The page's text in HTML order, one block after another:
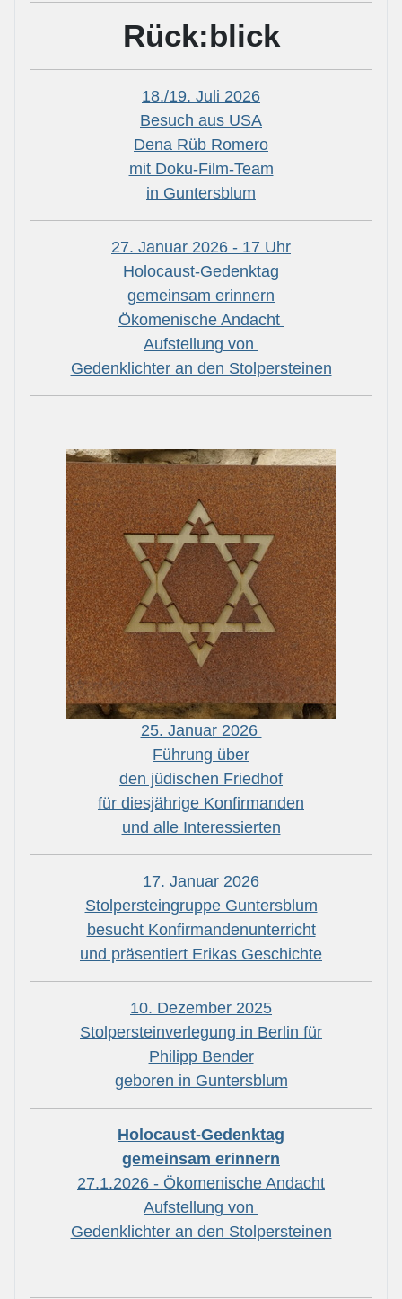
Rück:blick
18./19. Juli 2026
Besuch aus USA
Dena Rüb Romero
mit Doku-Film-Team
in Guntersblum
27. Januar 2026 - 17 Uhr
Holocaust-Gedenktag
gemeinsam erinnern
Ökomenische Andacht
Aufstellung von
Gedenklichter an den Stolpersteinen
25. Januar 2026
Führung über
den jüdischen Friedhof
für diesjährige Konfirmanden
und alle Interessierten
17. Januar 2026
Stolpersteingruppe Guntersblum
besucht Konfirmandenunterricht
und präsentiert Erikas Geschichte
10. Dezember 2025
Stolpersteinverlegung in Berlin für
Philipp Bender
geboren in Guntersblum
Holocaust-Gedenktag
gemeinsam erinnern
27.1.2026 - Ökomenische Andacht
Aufstellung von
Gedenklichter an den Stolpersteinen